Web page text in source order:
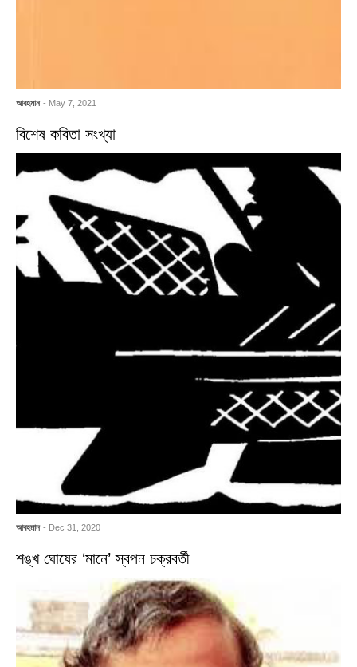
আবহমান - May 7, 2021
বিশেষ কবিতা সংখ্যা
আবহমান - Dec 31, 2020
শঙ্খ ঘোষের ‘মানে’ স্বপন চক্রবর্তী